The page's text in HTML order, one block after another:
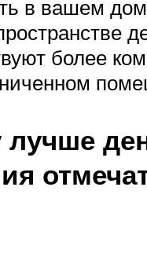
в вашем
более
лучше